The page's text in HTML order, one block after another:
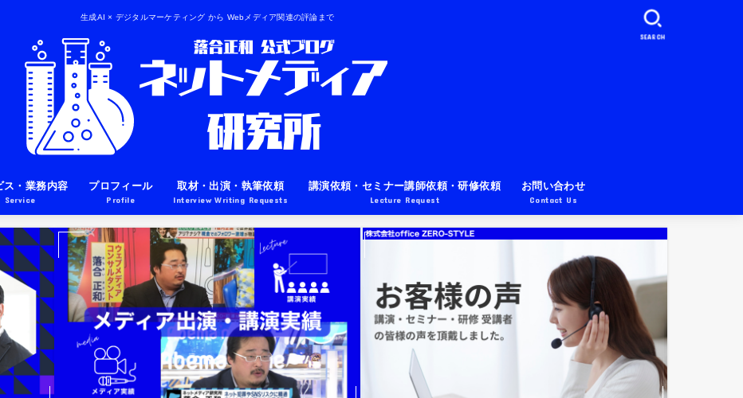
生成AI × デジタルマーケティング から Webメディア関連の評論まで
ス・業務内容
Service
プロフィール
Profile
取材・出演・執筆依頼
Interview Writing Requests
講演依頼・セミナー講師依頼・研修依頼
Lecture Request
お問い合わせ
Contact Us
SEARCH